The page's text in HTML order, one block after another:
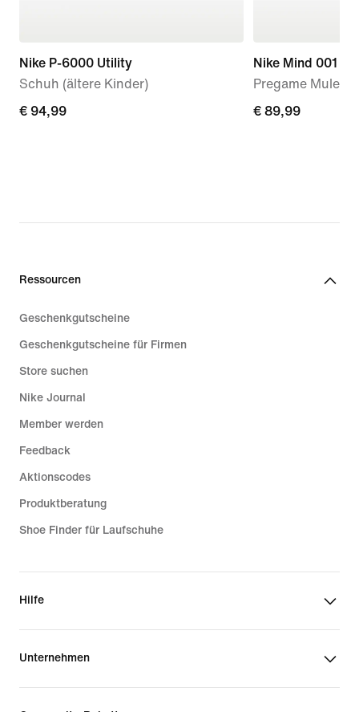
Nike P-6000 Utility
Schuh (ältere Kinder)
€ 94,99
€ 94,99
Nike Mind 001
Pregame Mule
€ 89,99
€ 89,99
Ressourcen
Geschenkgutscheine
Geschenkgutscheine für Firmen
Store suchen
Nike Journal
Member werden
Feedback
Aktionscodes
Produktberatung
Shoe Finder für Laufschuhe
Hilfe
Unternehmen